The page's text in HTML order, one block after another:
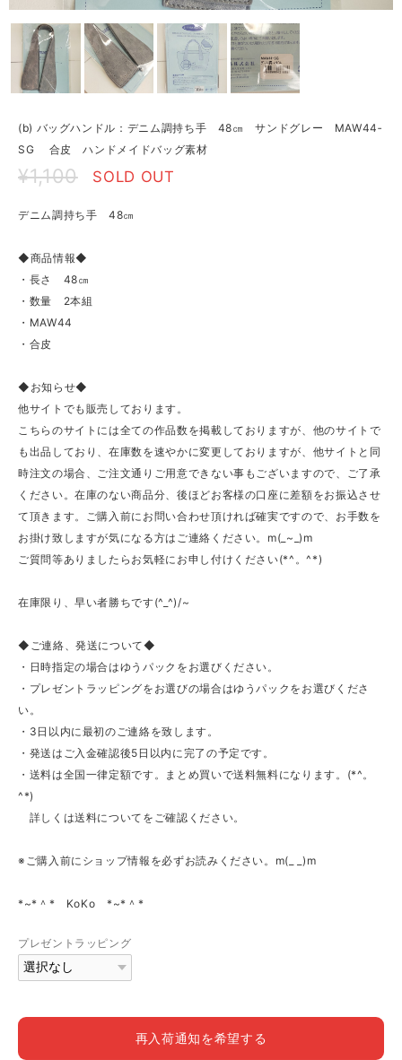
(b) バッグハンドル：デニム調持ち手 48㎝ サンドグレー MAW44‐
SG 合皮 ハンドメイドバッグ素材
¥1,100 SOLD OUT
デニム調持ち手 48㎝
◆商品情報◆
・長さ 48㎝
・数量 2本組
・MAW44
・合皮
◆お知らせ◆
他サイトでも販売しております。
こちらのサイトには全ての作品数を掲載しておりますが、他のサイトで
も出品しており、在庫数を速やかに変更しておりますが、他サイトと同
時注文の場合、ご注文通りご用意できない事もございますので、ご了承
ください。在庫のない商品分、後ほどお客様の口座に差額をお振込させ
て頂きます。ご購入前にお問い合わせ頂ければ確実ですので、お手数を
お掛け致しますが気になる方はご連絡ください。m(_~_)m
ご質問等ありましたらお気軽にお申し付けください(*^。^*)
在庫限り、早い者勝ちです(^_^)/~
◆ご連絡、発送について◆
・日時指定の場合はゆうパックをお選びください。
・プレゼントラッピングをお選びの場合はゆうパックをお選びくださ
い。
・3日以内に最初のご連絡を致します。
・発送はご入金確認後5日以内に完了の予定です。
・送料は全国一律定額です。まとめ買いで送料無料になります。(*^。
^*)
詳しくは送料についてをご確認ください。
※ご購入前にショップ情報を必ずお読みください。m(_ _)m
*~*＾* KoKo *~*＾*
プレゼントラッピング
再入荷通知を希望する